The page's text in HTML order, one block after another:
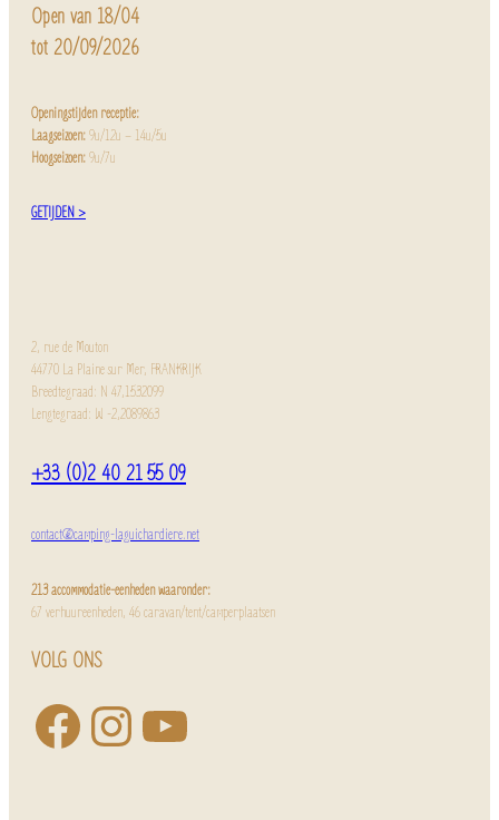
Open van 18/04
tot 20/09/2026
Openingstijden receptie:
Laagseizoen:9u/12u – 14u/5u
Hoogseizoen:9u/7u
GETIJDEN >
2, rue de Mouton
44770 La Plaine sur Mer, FRANKRIJK
Breedtegraad: N 47,1532099
Lengtegraad: W -2,2089863
+33 (0)2 40 21 55 09
contact@camping-laguichardiere.net
213 accommodatie-eenheden waaronder:
67 verhuureenheden, 46 caravan/tent/camperplaatsen
VOLG ONS